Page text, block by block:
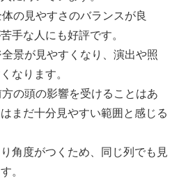
の見やすさのバランスが良
手な人にも好評です。
景が見やすくなり、演出や照
なります。
の頭の影響を受けることはあ
まだ十分見やすい範囲と感じる
角度がつくため、同じ列でも見
。